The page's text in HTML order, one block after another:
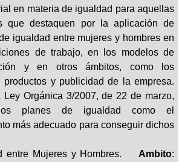
en materia de igualdad para aquellas
que destaquen por la aplicación de
igualdad entre mujeres y hombres en
de trabajo, en los modelos de
y en otros ámbitos, como los
productos y publicidad de la empresa.
Ley Orgánica 3/2007, de 22 de marzo,
planes de igualdad como el
más adecuado para conseguir dichos
entre Mujeres y Hombres. Ambito: